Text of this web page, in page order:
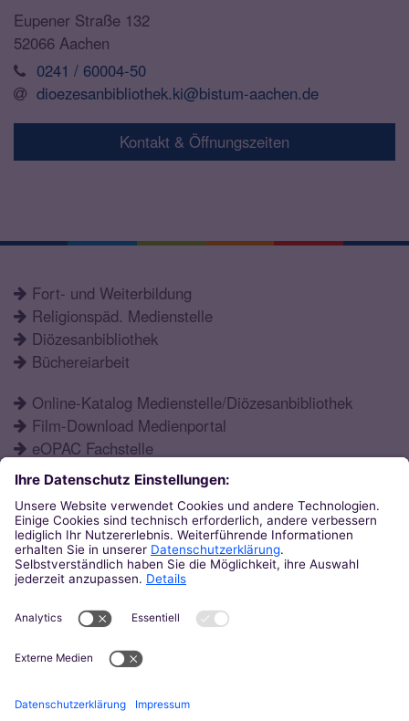
Eupener Straße 132
52066 Aachen
0241 / 60004-50
dioezesanbibliothek.ki@bistum-aachen.de
Kontakt & Öffnungszeiten
Fort- und Weiterbildung
Religionspäd. Medienstelle
Diözesanbibliothek
Büchereiarbeit
Online-Katalog Medienstelle/Diözesanbibliothek
Film-Download Medienportal
eOPAC Fachstelle
Fortbildungsprogramm
Schulformen
Öffnungszeiten
Aktuelles
52066Aachen
ki@bistum-aachen.de